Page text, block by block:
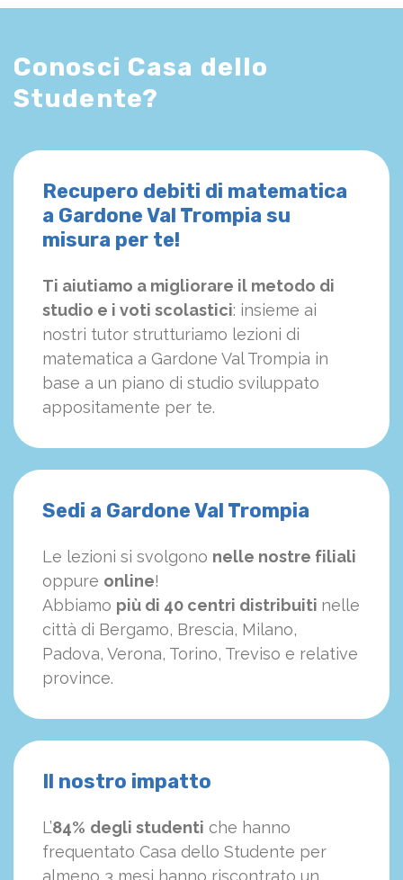
Conosci Casa dello
Studente?
Recupero debiti di matematica
a Gardone Val Trompia su
misura per te!
Ti aiutiamo a migliorare il metodo di
studio e i voti scolastici: insieme ai
nostri tutor strutturiamo lezioni di
matematica a Gardone Val Trompia in
base a un piano di studio sviluppato
appositamente per te.
Sedi a Gardone Val Trompia
Le lezioni si svolgono nelle nostre filiali
oppure online!
Abbiamo più di 40 centri distribuiti nelle
città di Bergamo, Brescia, Milano,
Padova, Verona, Torino, Treviso e relative
province.
Il nostro impatto
L’84% degli studenti che hanno
frequentato Casa dello Studente per
almeno 3 mesi hanno riscontrato un